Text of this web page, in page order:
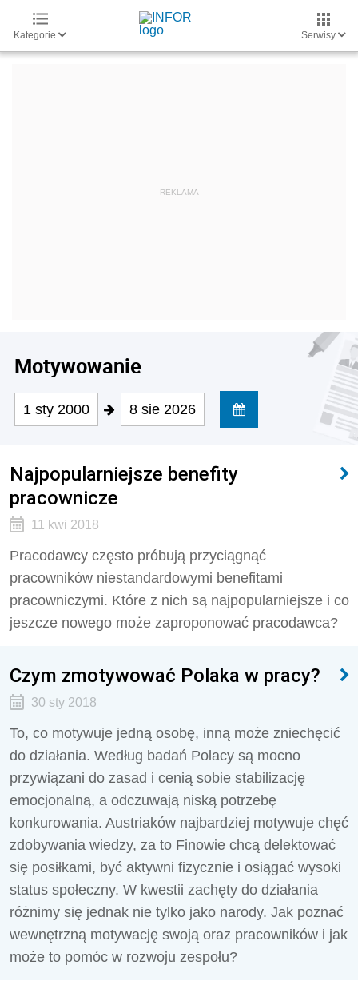
Kategorie Serwisy
Motywowanie
1 sty 2000 8 sie 2026
Najpopularniejsze benefity
pracownicze
11 kwi 2018
Pracodawcy często próbują przyciągnąć
pracowników niestandardowymi benefitami
pracowniczymi. Które z nich są najpopularniejsze i co
jeszcze nowego może zaproponować pracodawca?
Czym zmotywować Polaka w pracy?
30 sty 2018
To, co motywuje jedną osobę, inną może zniechęcić
do działania. Według badań Polacy są mocno
przywiązani do zasad i cenią sobie stabilizację
emocjonalną, a odczuwają niską potrzebę
konkurowania. Austriaków najbardziej motywuje chęć
zdobywania wiedzy, za to Finowie chcą delektować
się posiłkami, być aktywni fizycznie i osiągać wysoki
status społeczny. W kwestii zachęty do działania
różnimy się jednak nie tylko jako narody. Jak poznać
wewnętrzną motywację swoją oraz pracowników i jak
może to pomóc w rozwoju zespołu?